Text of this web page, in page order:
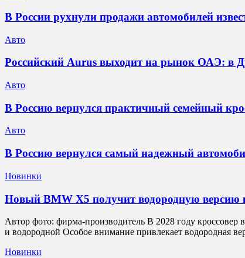
В России рухнули продажи автомобилей
Авто
Российский Aurus выходит на рынок ОАЭ: в
Авто
В Россию вернулся практичный семейный
Авто
В Россию вернулся самый надежный
Новинки
Новый BMW X5 получит водородную версию
Автор фото: фирма-производитель В 2028 году
и водородной Особое внимание привлекает водородная
Новинки